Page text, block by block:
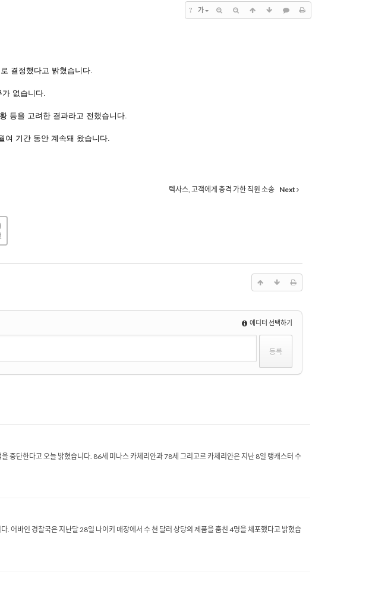
? 가
결정했다고 밝혔습니다.
가 없습니다.
등을 고려한 결과라고 전했습니다.
여 기간 동안 계속돼 왔습니다.
텍사스, 고객에게 총격 가한 직원 소송 Next
에디터 선택하기
중단한다고 오늘 밝혔습니다. 86세 미나스 카체리안과 78세 그리고르 카체리안은 지난 8일 랭캐스터 수
어바인 경찰국은 지난달 28일 나이키 매장에서 수 천 달러 상당의 제품을 훔친 4명을 체포했다고 밝혔습